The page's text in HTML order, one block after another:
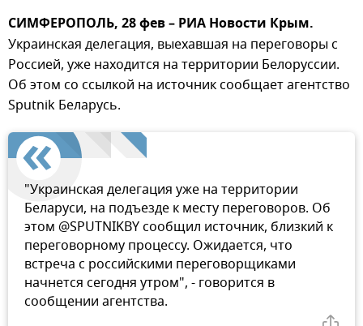
СИМФЕРОПОЛЬ, 28 фев – РИА Новости Крым.
Украинская делегация, выехавшая на переговоры с
Россией, уже находится на территории Белоруссии.
Об этом со ссылкой на источник сообщает агентство
Sputnik Беларусь.
"Украинская делегация уже на территории
Беларуси, на подъезде к месту переговоров. Об
этом @SPUTNIKBY сообщил источник, близкий к
переговорному процессу. Ожидается, что
встреча с российскими переговорщиками
начнется сегодня утром", - говорится в
сообщении агентства.